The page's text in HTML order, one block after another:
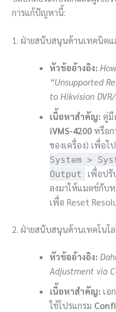
การแก้ปัญหานี้:
1. ฝ่ายสนับสนุนด้านเทคนิคแ
หัวข้ออ้างอิง:
“Unsupported
to Hikvision DVR/
เนื้อหาสำคัญ: คู่มื
iVMS-4200หรือก
ของเครื่อง) เพื่อไ
System >
Output
เพื่อปรั
ลงมาให้แมตช์กับห
เพื่อ Reset
2. ฝ่ายสนับสนุนด้านเทคโนโ
หัวข้ออ้างอิง:
Adjustment via
เนื้อหาสำคัญ: เอ
ใช้โปรแกรม